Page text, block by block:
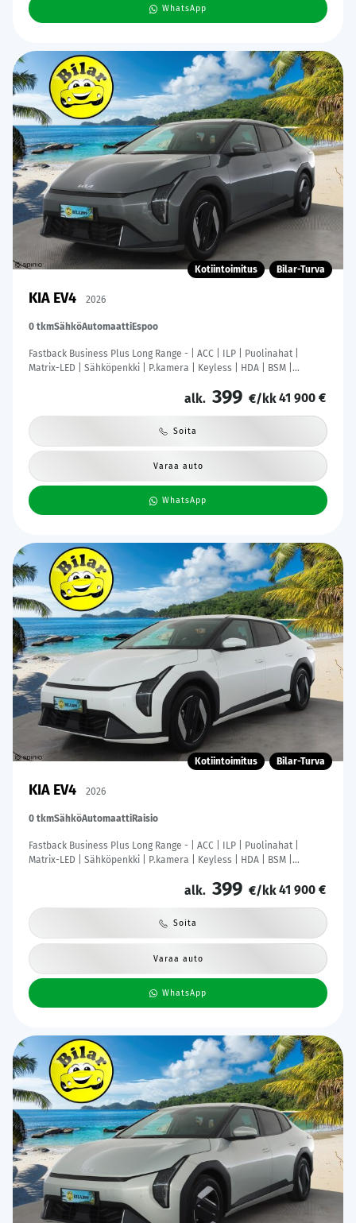
WhatsApp
Kotiintoimitus Bilar-Turva
KIA EV4 2026
0 tkmSähköAutomaattiEspoo
Fastback Business Plus Long Range - | ACC | ILP | Puolinahat |
Matrix-LED | Sähköpenkki | P.kamera | Keyless | HDA | BSM |
alk. 399 €/kk41 900 €
Soita
Varaa auto
WhatsApp
Kotiintoimitus Bilar-Turva
KIA EV4 2026
0 tkmSähköAutomaattiRaisio
Fastback Business Plus Long Range - | ACC | ILP | Puolinahat |
Matrix-LED | Sähköpenkki | P.kamera | Keyless | HDA | BSM |
alk. 399 €/kk41 900 €
Soita
Varaa auto
WhatsApp